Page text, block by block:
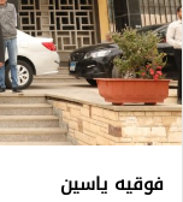
فوقيه ياسين